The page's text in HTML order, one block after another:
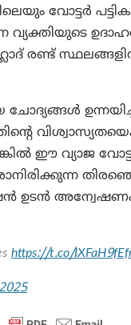
വോട്ടർ
വ്യക്തിയുടെ
രണ്ട്
ചോദ്യങ്ങൾ
ഈ വ്യാജ
ഉടൻ അന്വേഷണം
https://t.co/